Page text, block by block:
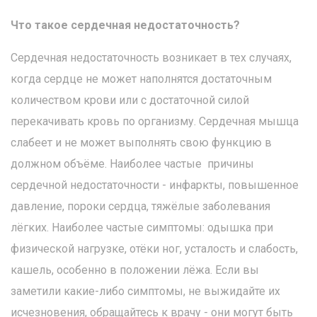
Что такое сердечная недостаточность?
Сердечная недостаточность возникает в тех случаях,
когда сердце не может наполнятся достаточным
количеством крови или с достаточной силой
перекачивать кровь по организму. Сердечная мышца
слабеет и не может выполнять свою функцию в
должном объёме. Наиболее частые причины
сердечной недостаточности - инфаркты, повышенное
давление, пороки сердца, тяжёлые заболевания
лёгких. Наиболее частые симптомы: одышка при
физической нагрузке, отёки ног, усталость и слабость,
кашель, особенно в положении лёжа. Если вы
заметили какие-либо симптомы, не выжидайте их
исчезновения, обращайтесь к врачу - они могут быть